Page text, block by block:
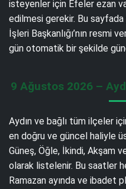
isteyenler için Efeler ezan
edilmesi gerekir. Bu
İşleri Başkanlığı’nın resmi
gün otomatik bir şekilde
9 Ağustos 2026 –
Aydın ve bağlı tüm ilçeler
en doğru ve güncel haliyle
Güneş, Öğle, İkindi, Akşam
olarak listelenir. Bu saatler
Ramazan ayında ve ibadet